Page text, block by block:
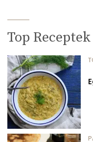
Top Receptek